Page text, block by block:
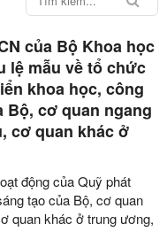
của Bộ Khoa học
lệ mẫu về tổ chức
khoa học, công
Bộ, cơ quan ngang
cơ quan khác ở
động của Quỹ phát
tạo của Bộ, cơ quan
quan khác ở trung ương,